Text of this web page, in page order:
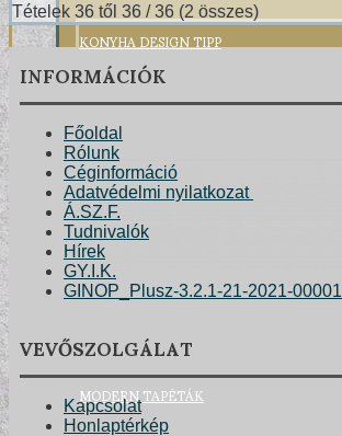
KONYHA DESIGN TIPP
MODERN TAPÉTÁK
Tételek 36 től 36 / 36 (2 összes)
INFORMÁCIÓK
Főoldal
Rólunk
Céginformáció
Adatvédelmi nyilatkozat
Á.SZ.F.
Tudnivalók
Hírek
GY.I.K.
GINOP_Plusz-3.2.1-21-2021-00001
VEVŐSZOLGÁLAT
Kapcsolat
Honlaptérkép